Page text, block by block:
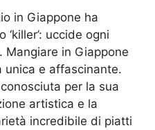
in Giappone ha
uccide ogni
Mangiare in Giappone
unica e affascinante.
per la sua
artistica e la
incredibile di piatti